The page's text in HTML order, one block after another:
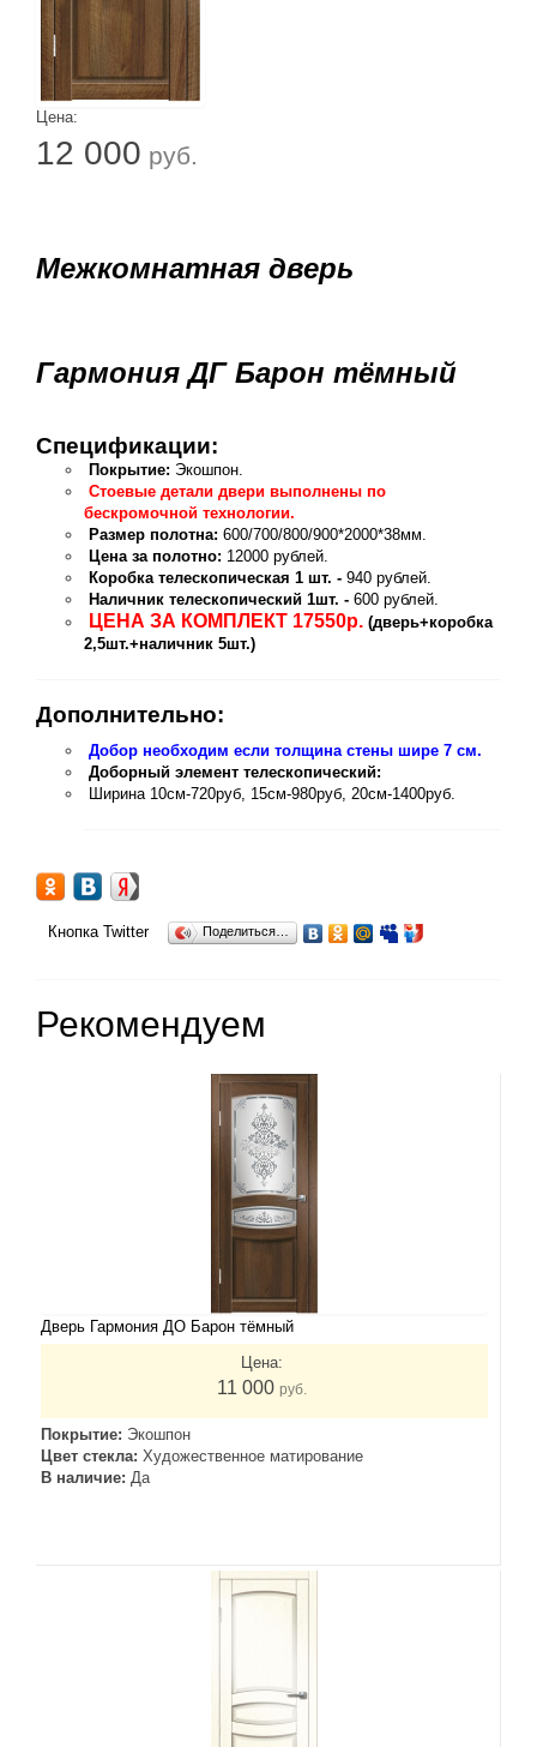
Цена:
12 000 руб.
Межкомнатная дверь
Гармония ДГ Барон тёмный
Спецификации:
Покрытие: Экошпон.
Стоевые детали двери выполнены по
бескромочной технологии.
Размер полотна: 600/700/800/900*2000*38мм.
Цена за полотно: 12000 рублей.
Коробка телескопическая 1 шт. - 940 рублей.
Наличник телескопический 1шт. - 600 рублей.
ЦЕНА ЗА КОМПЛЕКТ 17550р. (дверь+коробка
2,5шт.+наличник 5шт.)
Дополнительно:
Добор необходим если толщина стены шире 7 см.
Доборный элемент телескопический:
Ширина 10см-720руб, 15см-980руб, 20см-1400руб.
Кнопка Twitter Поделиться…
Рекомендуем
Дверь Гармония ДО Барон тёмный
Цена:
11 000 руб.
Покрытие: Экошпон
Цвет стекла: Художественное матирование
В наличие: Да